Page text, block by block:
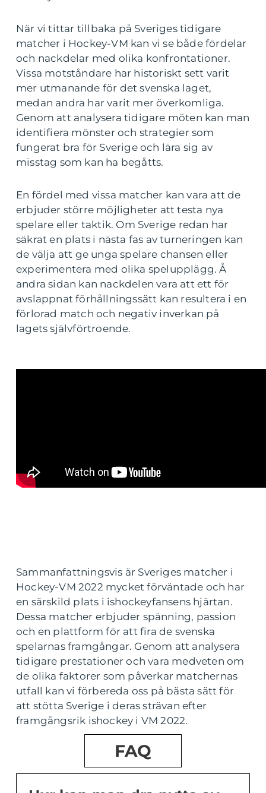
När vi tittar tillbaka på Sveriges tidigare
matcher i Hockey-VM kan vi se både fördelar
och nackdelar med olika konfrontationer.
Vissa motståndare har historiskt sett varit
mer utmanande för det svenska laget,
medan andra har varit mer överkomliga.
Genom att analysera tidigare möten kan man
identifiera mönster och strategier som
fungerat bra för Sverige och lära sig av
misstag som kan ha begåtts.
En fördel med vissa matcher kan vara att de
erbjuder större möjligheter att testa nya
spelare eller taktik. Om Sverige redan har
säkrat en plats i nästa fas av turneringen kan
de välja att ge unga spelare chansen eller
experimentera med olika spelupplägg. Å
andra sidan kan nackdelen vara att ett för
avslappnat förhållningssätt kan resultera i en
förlorad match och negativ inverkan på
lagets självförtroende.
Sammanfattningsvis är Sveriges matcher i
Hockey-VM 2022 mycket förväntade och har
en särskild plats i ishockeyfansens hjärtan.
Dessa matcher erbjuder spänning, passion
och en plattform för att fira de svenska
spelarnas framgångar. Genom att analysera
tidigare prestationer och vara medveten om
de olika faktorer som påverkar matchernas
utfall kan vi förbereda oss på bästa sätt för
att stötta Sverige i deras strävan efter
framgångsrik ishockey i VM 2022.
FAQ